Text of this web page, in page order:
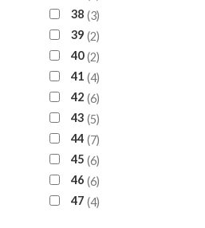
38 3
39 2
40 2
41 4
42 6
43 5
44 7
45 6
46 6
47 4